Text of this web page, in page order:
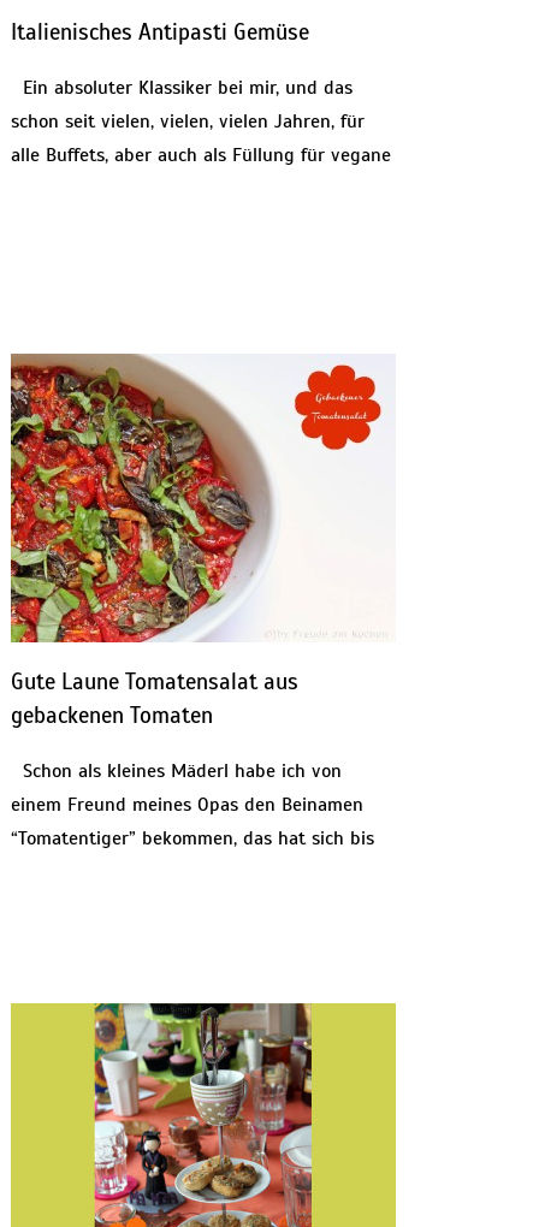
Italienisches Antipasti Gemüse
Ein absoluter Klassiker bei mir, und das
schon seit vielen, vielen, vielen Jahren, für
alle Buffets, aber auch als Füllung für vegane
Gute Laune Tomatensalat aus
gebackenen Tomaten
Schon als kleines Mäderl habe ich von
einem Freund meines Opas den Beinamen
“Tomatentiger” bekommen, das hat sich bis